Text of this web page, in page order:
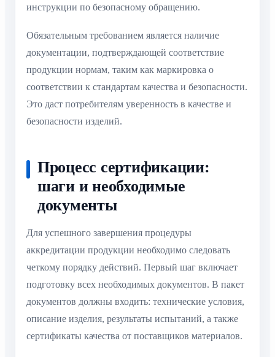
инструкции по безопасному обращению.
Обязательным требованием является наличие
документации, подтверждающей соответствие
продукции нормам, таким как маркировка о
соответствии к стандартам качества и безопасности.
Это даст потребителям уверенность в качестве и
безопасности изделий.
Процесс сертификации:
шаги и необходимые
документы
Для успешного завершения процедуры
аккредитации продукции необходимо следовать
четкому порядку действий. Первый шаг включает
подготовку всех необходимых документов. В пакет
документов должны входить: технические условия,
описание изделия, результаты испытаний, а также
сертификаты качества от поставщиков материалов.